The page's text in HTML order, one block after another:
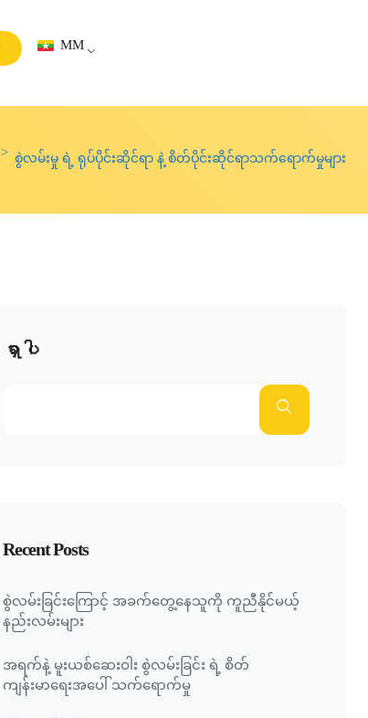
MM
စွဲလမ်းမှု ရဲ့ ရုပ်ပိုင်းဆိုင်ရာ နဲ့ စိတ်ပိုင်းဆိုင်ရာသက်ရောက်မှုများ
ရှာပါ
Recent Posts
စွဲလမ်းခြင်းကြောင့် အခက်တွေ့နေသူကို ကူညီနိုင်မယ့်
နည်းလမ်းများ
အရက်နဲ့ မူးယစ်ဆေးဝါး စွဲလမ်းခြင်း ရဲ့ စိတ်
ကျန်းမာရေးအပေါ် သက်ရောက်မှု